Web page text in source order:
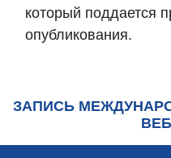
который поддается
опубликования.
Блоки
Пропустить Mt Bootcamp
ЗАПИСЬ